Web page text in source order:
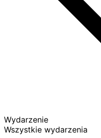
Wydarzenie
Wszystkie wydarzenia